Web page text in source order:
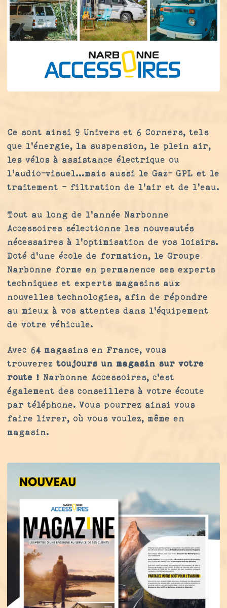
Ce sont ainsi 9 Univers et 6 Corners, tels
que l’énergie, la suspension, le plein air,
les vélos à assistance électrique ou
l’audio-visuel…mais aussi le Gaz- GPL et le
traitement - filtration de l’air et de l’eau.
Tout au long de l’année Narbonne
Accessoires sélectionne les nouveautés
nécessaires à l’optimisation de vos loisirs.
Doté d’une école de formation, le Groupe
Narbonne forme en permanence ses experts
techniques et experts magasins aux
nouvelles technologies, afin de répondre
au mieux à vos attentes dans l’équipement
de votre véhicule.
Avec 64 magasins en France, vous
trouverez toujours un magasin sur votre
route ! Narbonne Accessoires, c'est
également des conseillers à votre écoute
par téléphone. Vous pourrez ainsi vous
faire livrer, où vous voulez, même en
magasin.